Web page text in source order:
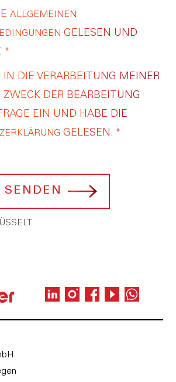
ALLGEMEINEN
GELESEN UND
*
IN DIE VERARBEITUNG MEINER
DER BEARBEITUNG
EIN UND HABE DIE
GELESEN. *
SENDEN